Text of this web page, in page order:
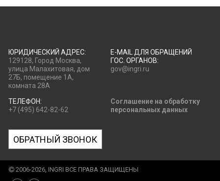
ЮРИДИЧЕСКИЙ АДРЕС:
129128, Город Москва,
улица Малахитовая, дом
27Б, помещение 1А,
комната 28А
E-MAIL ДЛЯ ОБРАЩЕНИЙ
ГОС. ОРГАНОВ:
gov@ingri.ru
ТЕЛЕФОН:
+7 (495) 642-82-62
Соглашение на обработку
персональных данных
ОБРАТНЫЙ ЗВОНОК
2006-2026, INGRI ВСЕ ПРАВА ЗАЩИЩЕНЫ